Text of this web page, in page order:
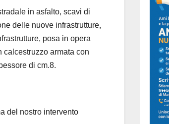
in asfalto, scavi di
delle nuove infrastrutture,
posa in opera
armata con
di cm.8.
del nostro intervento